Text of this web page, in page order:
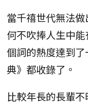
當千禧世代無法
何不吹捧人生中
個詞的熱度達到
典》都收錄了。
比較年長的長輩